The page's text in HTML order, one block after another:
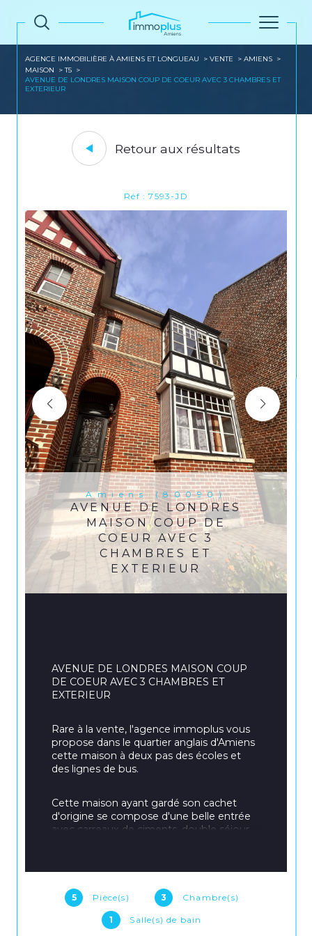
AGENCE IMMOBILIÈRE À AMIENS ET LONGUEAU VENTE
AMIENS
MAISON
T5
AVENUE DE LONDRES MAISON COUP DE COEUR AVEC 3 CHAMBRES ET
EXTERIEUR
Retour aux résultats
Réf : 7593-JD
Amiens (80090)
AVENUE DE LONDRES
MAISON COUP DE
COEUR AVEC 3
CHAMBRES ET
EXTERIEUR
5 Pièce(s) 3 Chambre(s)
1 Salle(s) de bain
AVENUE DE LONDRES MAISON COUP
DE COEUR AVEC 3 CHAMBRES ET
EXTERIEUR
Rare à la vente, l'agence immoplus vous
propose dans le quartier anglais d'Amiens
cette maison à deux pas des écoles et
des lignes de bus.
Cette maison ayant gardé son cachet
d'origine se compose d'une belle entrée
avec carreaux de ciments, double séjour
d'environ 50 m2.
Au 1er étage vous retrouverez une salle
de bain avec douche, un w.c, un espace
buanderie et deux grandes chambres.